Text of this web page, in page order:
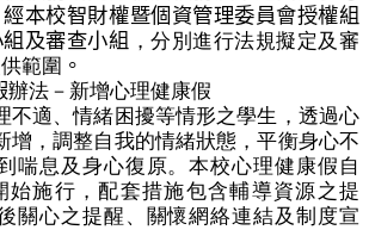
本校智財權暨個資管理委員會授權組
及審查小組 ，分別進行法規擬定及審
範圍 。
辦法－新增心理健康假
不適、情緒困擾等情形之學生，透過心
增，調整自我的情緒狀態，平衡身心不
喘息及身心復原。本校心理健康假自
始施行，配套措施包含輔導資源之提
關心之提醒、關懷網絡連結及制度宣